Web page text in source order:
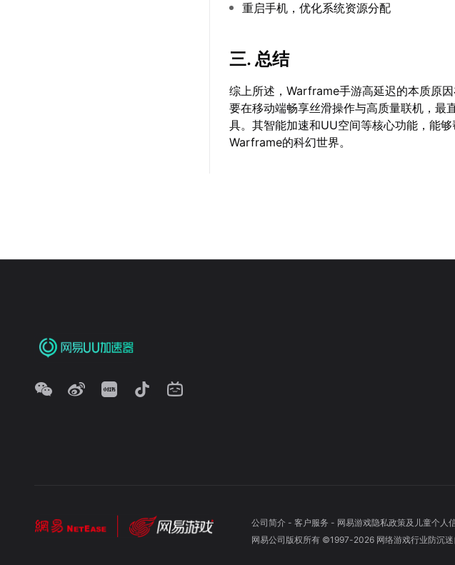
重启手机，优化系统资源分配
三. 总结
综上所述，Warframe手游高延迟的本质原
要在移动端畅享丝滑操作与高质量联机，最
具。其智能加速和UU空间等核心功能，能
Warframe的科幻世界。
公司简介- 客户服务 - 网易游戏隐私政策及儿童个人
网易公司版权所有 ©1997-2026 网络游戏行业防沉